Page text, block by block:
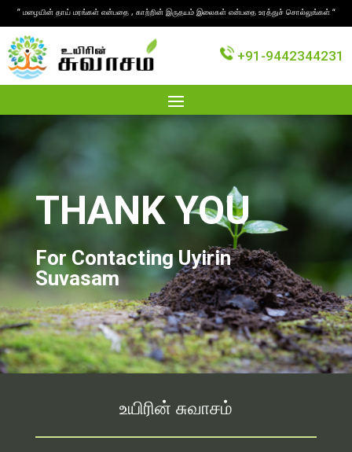
” மழையின் தாய் மரங்கள் என்பதை , காற்றின் இருதயம் இலைகள் என்பதை உரத்துச் சொல்லுங்கள் “
+91-9442344231
THANK YOU
For Contacting Uyirin
Suvasam
உயிரின் சுவாசம்